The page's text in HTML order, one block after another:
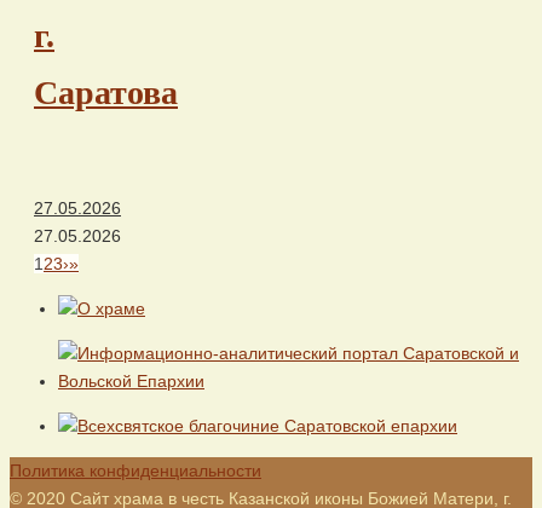
г.
Саратова
27.05.2026
27.05.2026
1 23›»
Политика конфиденциальности
© 2020 Сайт храма в честь Казанской иконы Божией Матери, г.